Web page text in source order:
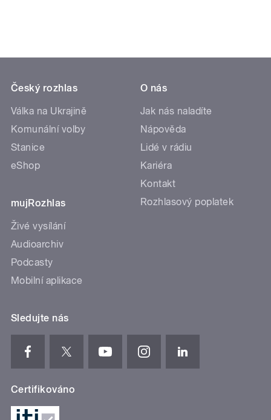
Český rozhlas
Válka na Ukrajině
Komunální volby
Stanice
eShop
mujRozhlas
Živé vysílání
Audioarchiv
Podcasty
Mobilní aplikace
O nás
Jak nás naladíte
Nápověda
Lidé v rádiu
Kariéra
Kontakt
Rozhlasový poplatek
Sledujte nás
Certifikováno